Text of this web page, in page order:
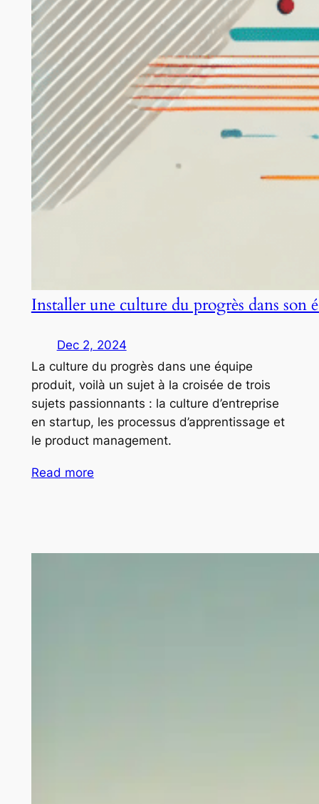
Installer une culture du progrès dans son
Dec 2, 2024
La culture du progrès dans une équipe
produit, voilà un sujet à la croisée de trois
sujets passionnants : la culture d’entreprise
en startup, les processus d’apprentissage et
le product management.
Read more